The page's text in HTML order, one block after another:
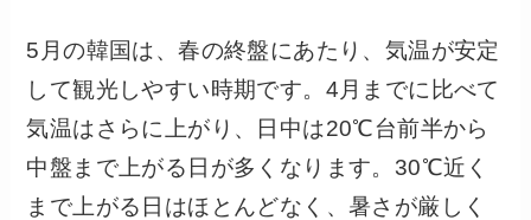
5月の韓国は、春の終盤にあたり、気温が安定
して観光しやすい時期です。4月までに比べて
気温はさらに上がり、日中は20℃台前半から
中盤まで上がる日が多くなります。30℃近く
まで上がる日はほとんどなく、暑さが厳しく